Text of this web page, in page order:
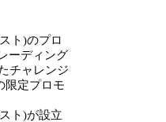
ト)のプロ
ーディング
チャレンジ
限定プロモ
ト)が設立